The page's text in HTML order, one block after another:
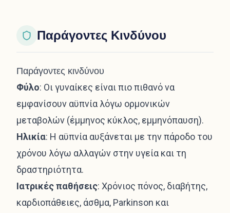
Παράγοντες Κινδύνου
Παράγοντες κινδύνου
Φύλο: Οι γυναίκες είναι πιο πιθανό να
εμφανίσουν αϋπνία λόγω ορμονικών
μεταβολών (έμμηνος κύκλος, εμμηνόπαυση).
Ηλικία: Η αϋπνία αυξάνεται με την πάροδο του
χρόνου λόγω αλλαγών στην υγεία και τη
δραστηριότητα.
Ιατρικές παθήσεις: Χρόνιος πόνος, διαβήτης,
καρδιοπάθειες, άσθμα, Parkinson και